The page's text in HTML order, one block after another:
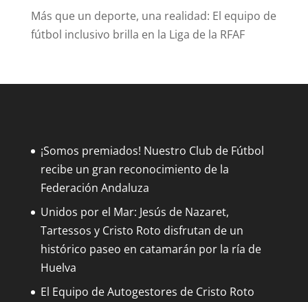
Más que un deporte, una realidad: El equipo de
fútbol inclusivo brilla en la Liga de la RFAF
¡Somos premiados! Nuestro Club de Fútbol
recibe un gran reconocimiento de la
Federación Andaluza
Unidos por el Mar: Jesús de Nazaret,
Tartessos y Cristo Roto disfrutan de un
histórico paseo en catamarán por la ría de
Huelva
El Equipo de Autogestores de Cristo Roto